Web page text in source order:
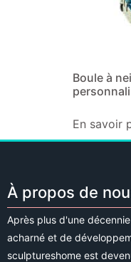
Boule à
En savoir
À propos de
Après plus d'une
acharné et de
sculptureshome est